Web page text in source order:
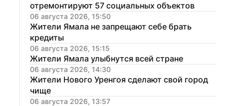
отремонтируют 57 социальных объектов
06 августа 2026, 15:50
Жители Ямала не запрещают себе брать
кредиты
06 августа 2026, 15:15
Жители Ямала улыбнутся всей стране
06 августа 2026, 14:30
Жители Нового Уренгоя сделают свой город
чище
06 августа 2026, 13:57